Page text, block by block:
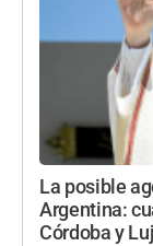
La posible
Argentina:
Córdoba y